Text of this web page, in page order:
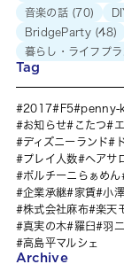
音楽の話(70)
BridgeParty(48)
暮らし・ライフプラ
Tag
2017 F5 penny-
お知らせ
こたつ
ディズニーランド
プレイ人数
ヘアサ
ポルチーニらぁめん
企業承継
家賃 小
株式会社麻布
楽天
真実の木
羅臼 羽
高島平マルシェ
Archive